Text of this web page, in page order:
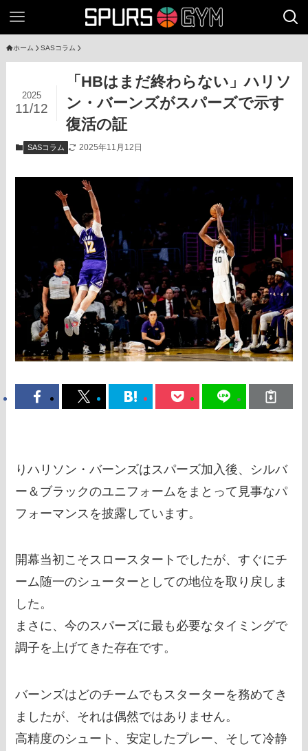
ホーム SASコラム
「HBはまだ終わらない」ハリソ
ン・バーンズがスパーズで示す
復活の証
2025
11/12
SASコラム 2025年11月12日
りハリソン・バーンズはスパーズ加入後、シルバ
ー＆ブラックのユニフォームをまとって見事なパ
フォーマンスを披露しています。
開幕当初こそスロースタートでしたが、すぐにチ
ーム随一のシューターとしての地位を取り戻しま
した。
まさに、今のスパーズに最も必要なタイミングで
調子を上げてきた存在です。
バーンズはどのチームでもスターターを務めてき
ましたが、それは偶然ではありません。
高精度のシュート、安定したプレー、そして冷静